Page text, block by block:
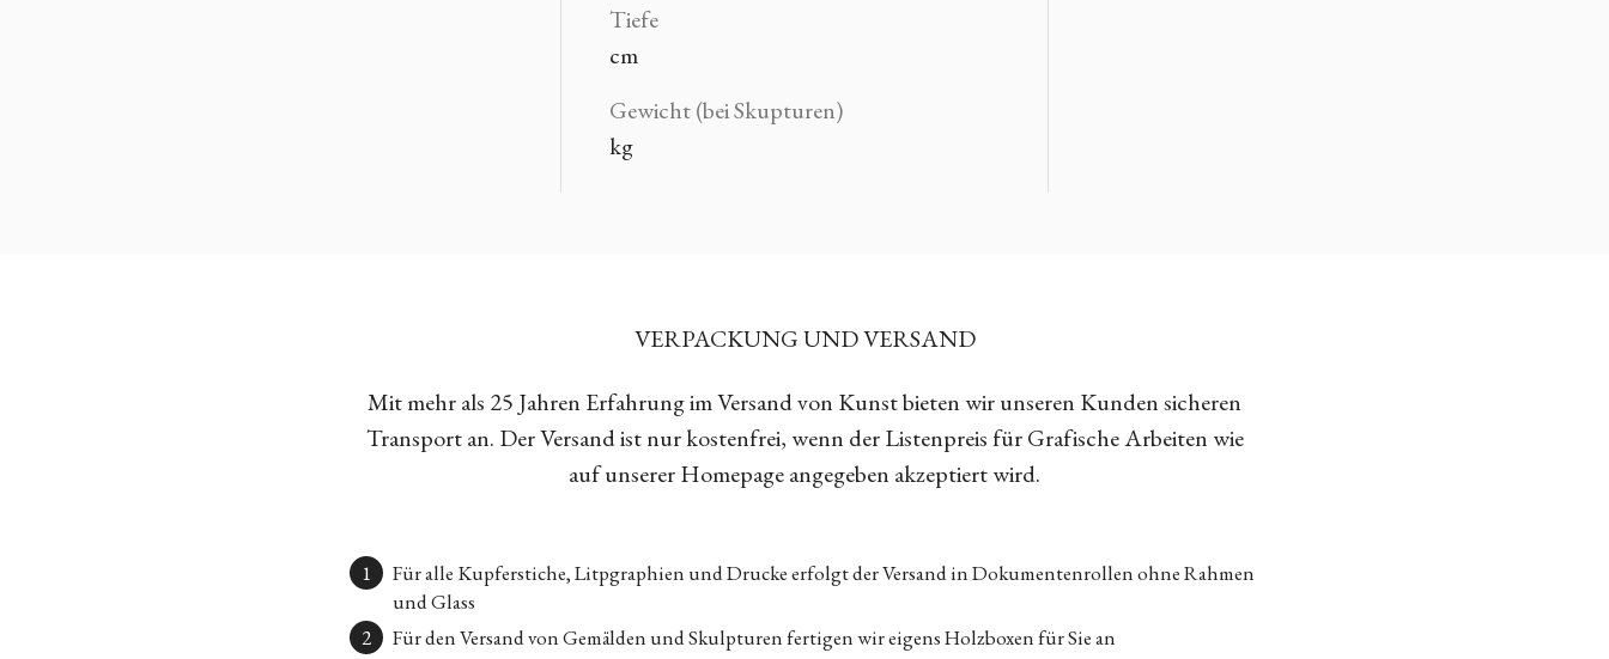
Tiefe
cm
Gewicht (bei Skupturen)
kg
VERPACKUNG UND VERSAND
Mit mehr als 25 Jahren Erfahrung im Versand von Kunst bieten wir unseren Kunden sicheren
Transport an. Der Versand ist nur kostenfrei, wenn der Listenpreis für Grafische Arbeiten wie
auf unserer Homepage angegeben akzeptiert wird.
Für alle Kupferstiche, Litpgraphien und Drucke erfolgt der Versand in Dokumentenrollen ohne Rahmen
und Glass
Für den Versand von Gemälden und Skulpturen fertigen wir eigens Holzboxen für Sie an